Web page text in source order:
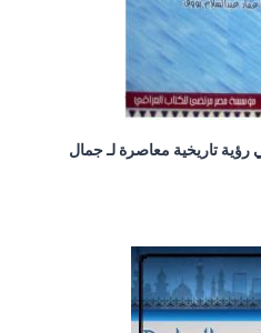
رؤية تاريخية معاصرة لـ جمال